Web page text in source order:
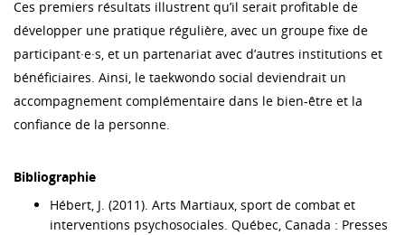
Ces premiers résultats illustrent qu’il serait profitable de
développer une pratique régulière, avec un groupe fixe de
participant·e·s, et un partenariat avec d’autres institutions et
bénéficiaires. Ainsi, le taekwondo social deviendrait un
accompagnement complémentaire dans le bien-être et la
confiance de la personne.
Bibliographie
Hébert, J. (2011). Arts Martiaux, sport de combat et
interventions psychosociales. Québec, Canada : Presses